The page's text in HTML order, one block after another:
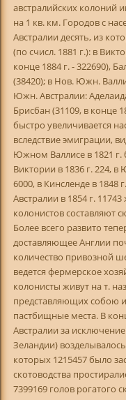
австралийских колоний
на 1 кв. км. Городов с
Австралии десять, из
(по счисл. 1881 г.): в
конце 1884 г. - 322690),
(38420); в Нов. Южн.
Южн. Австралии:
Брисбан (31109, в конце
быстро увеличивается
вследствие эмиграции,
Южном Валлисе в 1821 г.
Виктории в 1836 г. 224,
6000, в Кинсленде в 1848
Австралии в 1854 г.
колонистов составляют
Более всего развито
доставляющее Англии
количество привозной
ведется фермерское
колонисты живут на т.
представляющих собою
пастбищные места. В
Австралии за
Зеландии) возделывалось
которых 1215457 было
скотоводства
7399169 голов рогатого